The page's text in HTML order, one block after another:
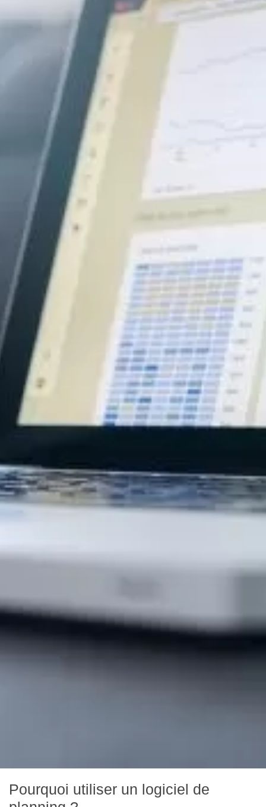
Pourquoi utiliser un logiciel de